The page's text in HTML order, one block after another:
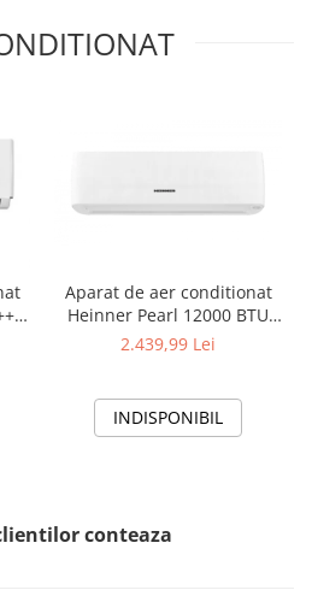
Aparat de aer conditionat
Heinner Pearl 12000 BTU
Wi-Fi, Clasa A+++/A+++, AI
alb
2.439,99 Lei
INDISPONIBIL
conteaza